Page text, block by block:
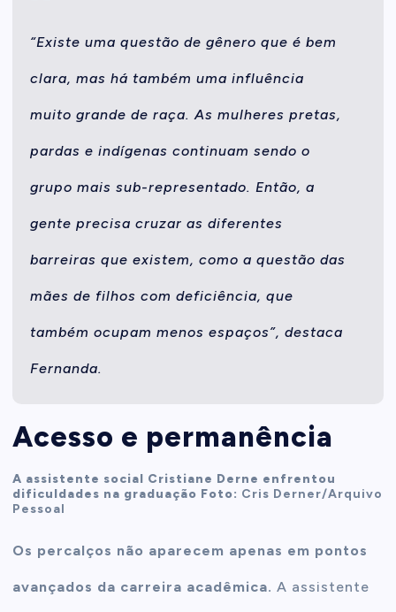
“Existe uma questão de gênero que é bem
clara, mas há também uma influência
muito grande de raça. As mulheres pretas,
pardas e indígenas continuam sendo o
grupo mais sub-representado. Então, a
gente precisa cruzar as diferentes
barreiras que existem, como a questão das
mães de filhos com deficiência, que
também ocupam menos espaços”, destaca
Fernanda.
Acesso e permanência
A assistente social Cristiane Derne enfrentou
dificuldades na graduação Foto: Cris Derner/Arquivo
Pessoal
Os percalços não aparecem apenas em pontos
avançados da carreira acadêmica.A assistente